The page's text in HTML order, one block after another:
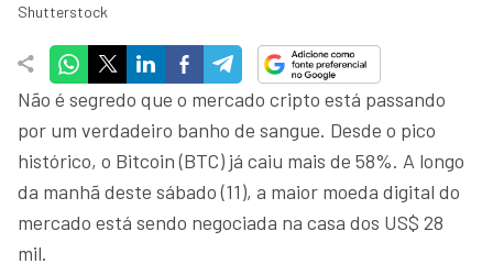
Shutterstock
Não é segredo que o mercado cripto está passando
por um verdadeiro banho de sangue. Desde o pico
histórico, o Bitcoin (BTC) já caiu mais de 58%. A longo
da manhã deste sábado (11), a maior moeda digital do
mercado está sendo negociada na casa dos US$ 28
mil.